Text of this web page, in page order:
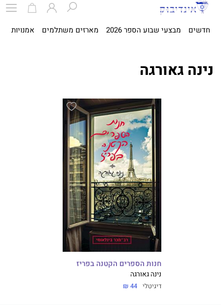
חדשים מבצעי שבוע הספר 2026 מארזים משתלמים אמנויות
נינה גאורגה
חנות הספרים הקטנה בפריז
נינה גאורגה
דיגיטלי 44 ₪